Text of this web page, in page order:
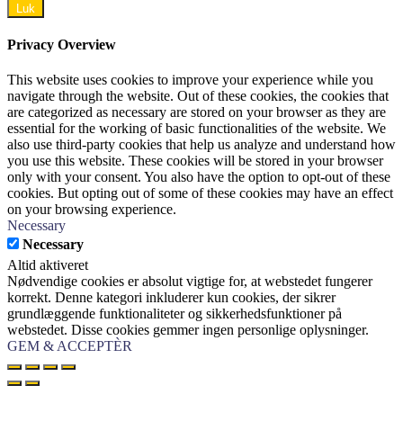
Luk
Privacy Overview
This website uses cookies to improve your experience while you
navigate through the website. Out of these cookies, the cookies that
are categorized as necessary are stored on your browser as they are
essential for the working of basic functionalities of the website. We
also use third-party cookies that help us analyze and understand how
you use this website. These cookies will be stored in your browser
only with your consent. You also have the option to opt-out of these
cookies. But opting out of some of these cookies may have an effect
on your browsing experience.
Necessary
Necessary
Altid aktiveret
Nødvendige cookies er absolut vigtige for, at webstedet fungerer
korrekt. Denne kategori inkluderer kun cookies, der sikrer
grundlæggende funktionaliteter og sikkerhedsfunktioner på
webstedet. Disse cookies gemmer ingen personlige oplysninger.
GEM & ACCEPTÈR